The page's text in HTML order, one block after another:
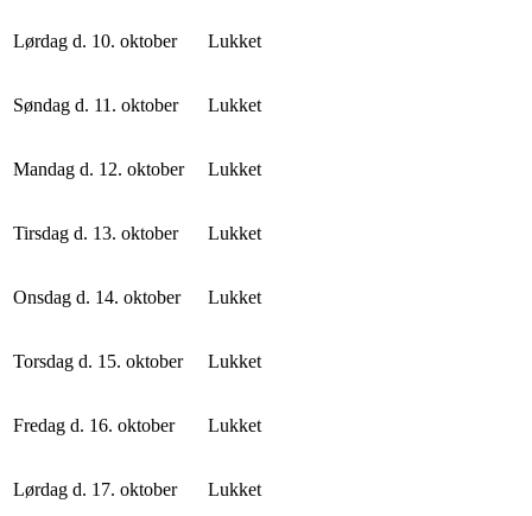
Lørdag d. 10. oktober Lukket
Søndag d. 11. oktober Lukket
Mandag d. 12. oktober Lukket
Tirsdag d. 13. oktober Lukket
Onsdag d. 14. oktober Lukket
Torsdag d. 15. oktober Lukket
Fredag d. 16. oktober Lukket
Lørdag d. 17. oktober Lukket